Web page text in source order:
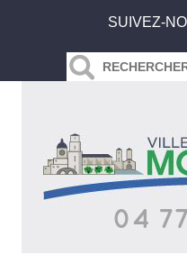
SUIVEZ-